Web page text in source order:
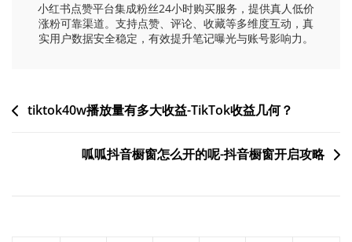
小红书点赞平台集成粉丝24小时购买服务，提供真人低价
涨粉可靠渠道。支持点赞、评论、收藏等多维度互动，真
实用户数据安全稳定，有效提升笔记曝光与账号影响力。
文tiktok40w播放量有多大收益-TikTok收益几何？
呱呱抖音橱窗怎么开的呢-抖音橱窗开启攻略